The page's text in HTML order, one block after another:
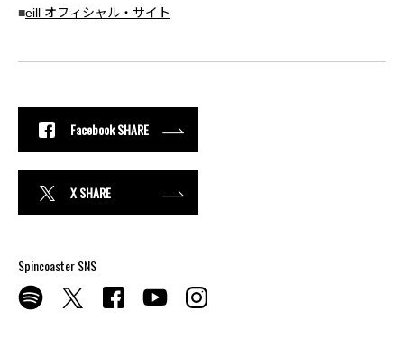
■eill オフィシャル・サイト
Facebook SHARE
X SHARE
Spincoaster SNS